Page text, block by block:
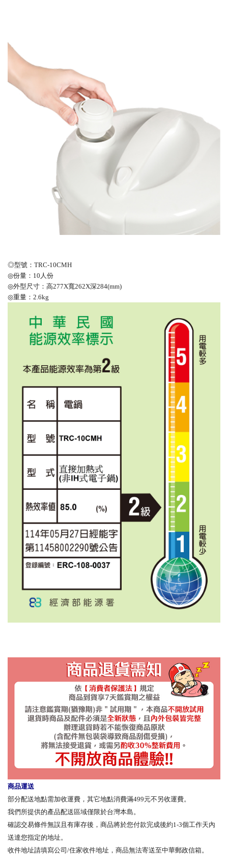
◎型號 ： TRC-10CMH
◎份量：10人份
◎外型尺寸 ： 高277X寬262X深284(mm)
◎重量 ： 2.6kg
商品運送
部分配送地點需加收運費，其它地點消費滿499元不另收運費。
我們所提供的產品配送區域僅限於台灣本島。
確認交易條件無誤且有庫存後，商品將於您付款完成後約1-3個工作天內
送達您指定的地址。
收件地址請填寫公司/住家收件地址，商品無法寄送至中華郵政信箱。